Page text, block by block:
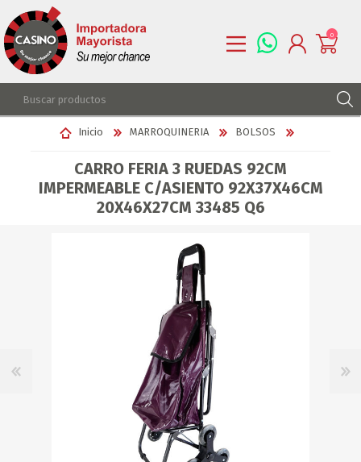
REGISTRARSE
LISTA DE DESEOS
0
Inicio MARROQUINERIA BOLSOS
CARRO FERIA 3 RUEDAS 92CM
IMPERMEABLE C/ASIENTO 92X37X46CM
20X46X27CM 33485 Q6